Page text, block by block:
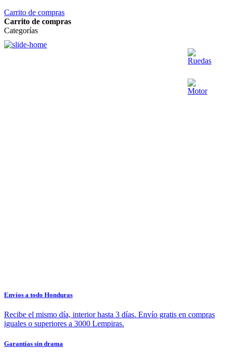
Carrito de compras
Carrito de compras
Categorías
Envíos a todo Honduras
Recibe el mismo día, interior hasta 3 días. Envío gratis en compras
iguales o superiores a 3000 Lempiras.
Garantías sin drama